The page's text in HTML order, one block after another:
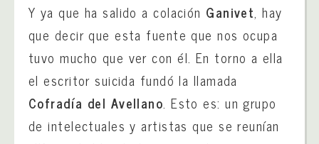
Y ya que ha salido a colación Ganivet, hay
que decir que esta fuente que nos ocupa
tuvo mucho que ver con él. En torno a ella
el escritor suicida fundó la llamada
Cofradía del Avellano. Esto es: un grupo
de intelectuales y artistas que se reunían